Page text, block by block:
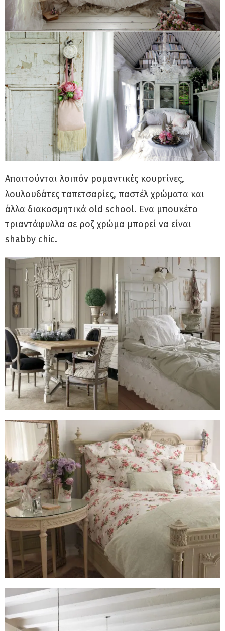
Απαιτούνται λοιπόν ρομαντικές κουρτίνες,
λουλουδάτες ταπετσαρίες, παστέλ χρώματα και
άλλα διακοσμητικά old school. Ενα μπουκέτο
τριαντάφυλλα σε ροζ χρώμα μπορεί να είναι
shabby chic.